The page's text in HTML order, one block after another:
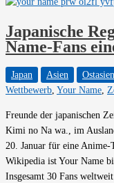
Japanische
Name-Fans
Japan Asien Ostasien
Wettbewerb, Your Name,
Freunde der japanischen
Kimi no Na wa., im
20. Januar für eine Anime-
Wikipedia ist Your Name
Insgesamt 30 Fans